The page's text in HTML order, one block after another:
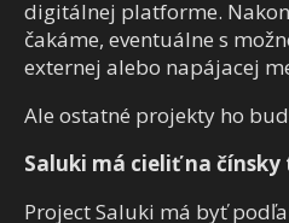
digitálnej platforme.
čakáme, eventuálne s
externej alebo napájacej
Ale ostatné projekty ho
Saluki má cieliť na čínsky
Project Saluki má byť